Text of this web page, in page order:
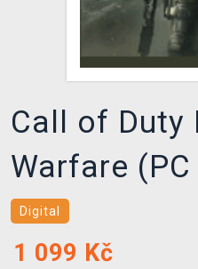
Call of Duty
Warfare (PC
Digital
1 099 Kč